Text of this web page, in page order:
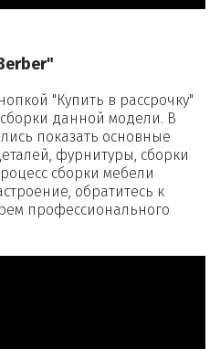
"Купить в рассрочку"
данной модели. В
показать основные
фурнитуры, сборки
сборки мебели
обратитесь к
профессионального